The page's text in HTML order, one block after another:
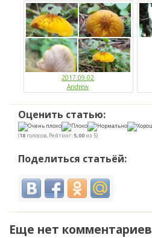
2017.09.02
Andrew
Оценить статью:
(18 голосов, Рейтинг: 5,00 из 5)
Поделиться статьёй:
Еще нет комментариев